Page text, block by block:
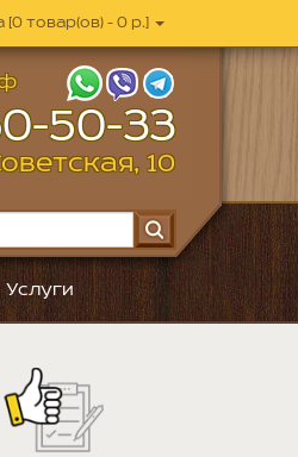
[0 товар(ов) - 0 р.]
50-33
10
Услуги